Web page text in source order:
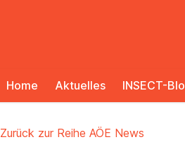
Home Aktuelles INSECT-
Zurück zur Reihe AÖE News